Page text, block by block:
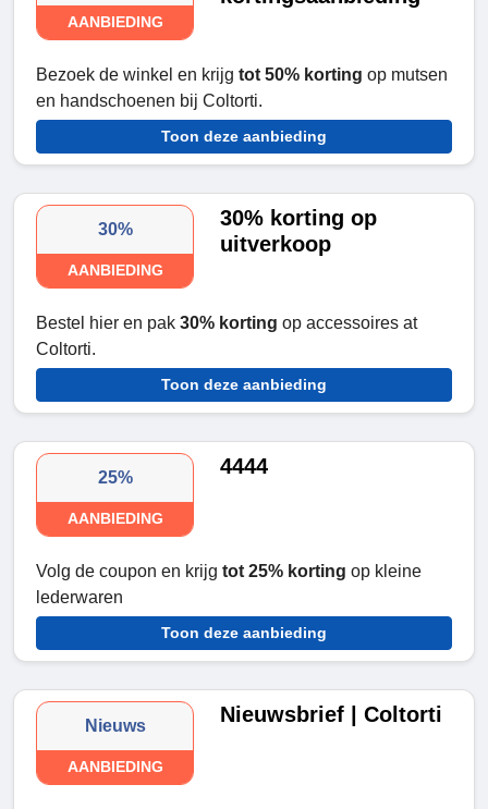
AANBIEDING
Bezoek de winkel en krijg tot 50% korting op mutsen
en handschoenen bij Coltorti.
Toon deze aanbieding
30%
AANBIEDING
30% korting op
uitverkoop
Bestel hier en pak 30% korting op accessoires at
Coltorti.
Toon deze aanbieding
25%
AANBIEDING
4444
Volg de coupon en krijg tot 25% korting op kleine
lederwaren
Toon deze aanbieding
Nieuws
AANBIEDING
Nieuwsbrief | Coltorti